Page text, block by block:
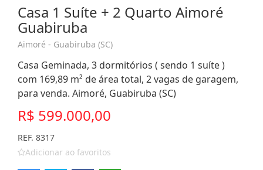
Casa 1 Suíte + 2 Quarto Aimoré
Guabiruba
Aimoré - Guabiruba (SC)
Casa Geminada, 3 dormitórios ( sendo 1 suíte )
com 169,89 m² de área total, 2 vagas de garagem,
para venda. Aimoré, Guabiruba (SC)
R$ 599.000,00
REF. 8317
Adicionar ao favoritos